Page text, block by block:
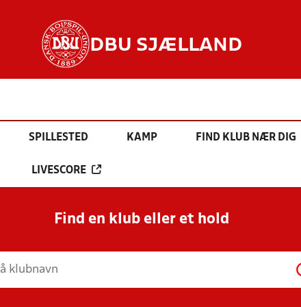
DBU SJÆLLAND
SPILLESTED KAMP FIND KLUB NÆR DIG
LIVESCORE
Find en klub eller et hold